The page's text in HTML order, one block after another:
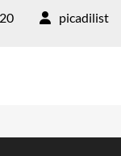
picadilist